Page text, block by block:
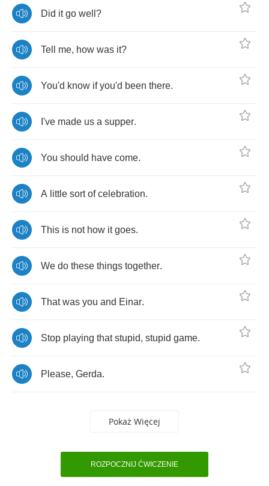
Did it go well ?
Tell me, how was it?
You'd know if you'd been there.
I've made us a supper.
You should have come.
A little sort of celebration.
This is not how it goes.
We do these things together.
That was you and Einar.
Stop playing that stupid, stupid game.
Please, Gerda.
Pokaż Więcej
ROZPOCZNIJ ĆWICZENIE